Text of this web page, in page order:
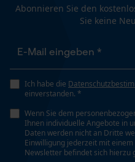
Abonnieren Sie den
Sie keine
Ich habe die
einverstanden. *
Wenn Sie dem
Ihnen individuelle Angebote in
Daten werden nicht an Dritte
Einwilligung jederzeit mit
Newsletter befindet sich hierzu